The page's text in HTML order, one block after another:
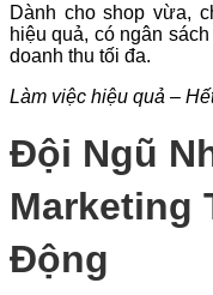
Dành cho shop vừa,
hiệu quả, có ngân
doanh thu tối đa.
Làm việc hiệu quả –
Đội Ngũ
Marketing
Động